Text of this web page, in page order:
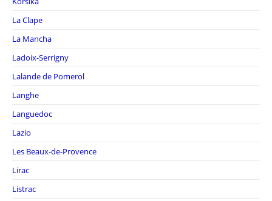
La Clape
La Mancha
Ladoix-Serrigny
Lalande de Pomerol
Langhe
Languedoc
Lazio
Les Beaux-de-Provence
Lirac
Listrac